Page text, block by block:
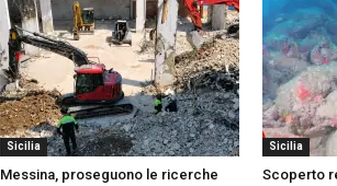
Sicilia
Messina, proseguono le ricerche
Sicilia
Scoperto